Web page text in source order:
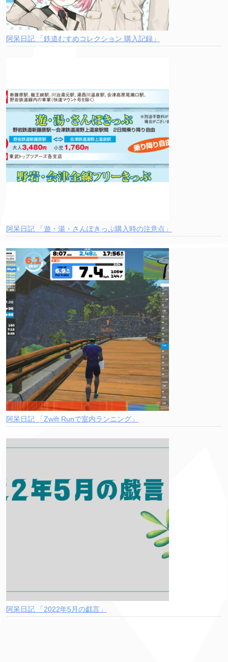
阿呆日記 「鉄道むすめコレクション 購入記録」
阿呆日記 「遊・湯・さんぽきっぷ購入時の注意点」
阿呆日記 「Zwift Runで室内ランニング」
阿呆日記 「2022年5月の戯言」